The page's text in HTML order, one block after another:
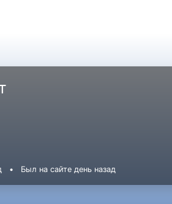
• Был на сайте день назад